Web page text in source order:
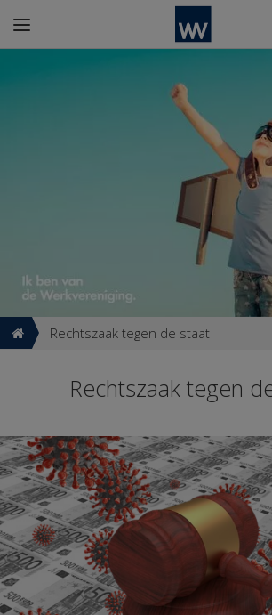
Rechtszaak tegen de staat
Rechtszaak tegen